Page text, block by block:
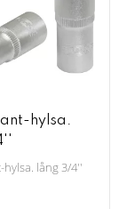
hylsa.
hylsa. lång 3/4''